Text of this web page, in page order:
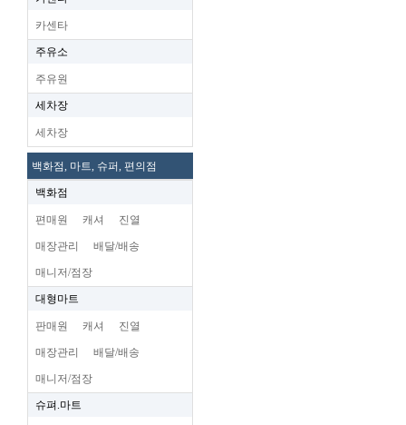
카센타
주유소
주유원
세차장
세차장
백화점, 마트, 슈퍼, 편의점
백화점
편매원 캐셔 진열
매장관리 배달/배송
매니저/점장
대형마트
판매원 캐셔 진열
매장관리 배달/배송
매니저/점장
슈펴.마트